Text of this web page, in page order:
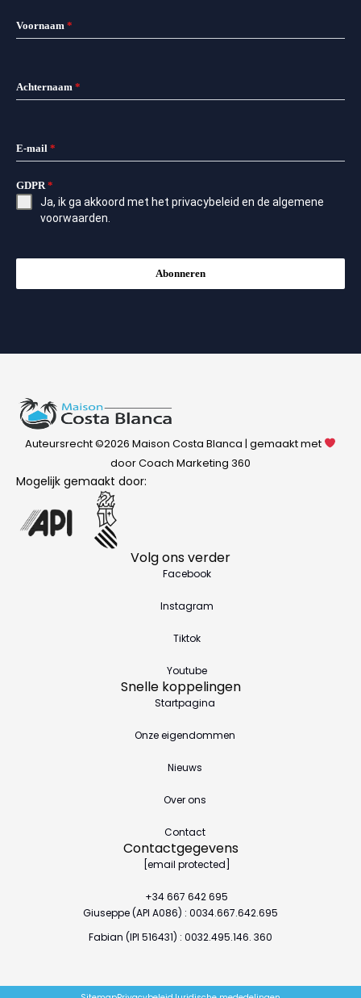
Voornaam *
Achternaam *
E-mail *
GDPR*
Ja, ik ga akkoord met het privacybeleid en de algemene
voorwaarden
Abonneren
Auteursrecht ©2026 Maison Costa Blanca | gemaakt met
door Coach Marketing 360
Mogelijk gemaakt door:
Volg ons verder
Facebook
Instagram
Tiktok
Youtube
Contactgegevens
[email protected]
+34 667 642 695
Giuseppe (API A086) : 0034.667.642.695
Fabian (IPI 516431) : 0032.495.146. 360
Snelle koppelingen
Startpagina
Onze eigendommen
Nieuws
Over ons
Contact